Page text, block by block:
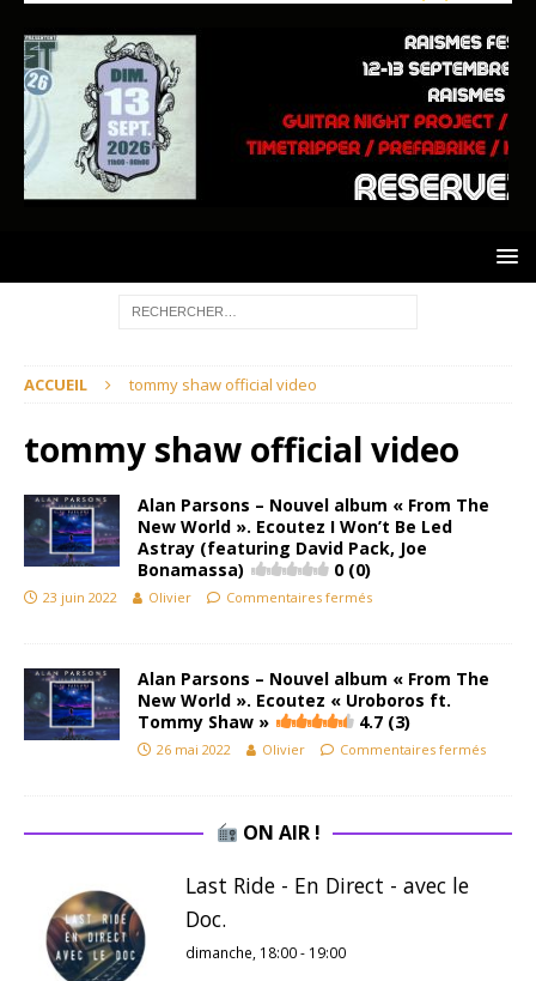
ACCUEIL tommy shaw official video
tommy shaw official video
Alan Parsons – Nouvel album « From The
New World ». Ecoutez I Won’t Be Led
Astray (featuring David Pack, Joe
Bonamassa)
0 (0)
23 juin 2022 Olivier Commentaires fermés
Alan Parsons – Nouvel album « From The
New World ». Ecoutez « Uroboros ft.
Tommy Shaw »
4.7 (3)
26 mai 2022 Olivier Commentaires fermés
ON AIR !
Last Ride - En Direct - avec le
Doc.
dimanche, 18:00- 19:00